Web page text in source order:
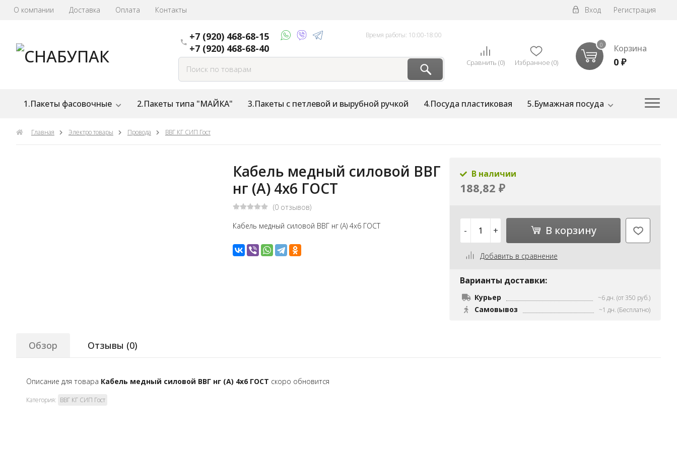
О компании Доставка Оплата Контакты Вход Регистрация
+7 (920) 468-68-15
+7 (920) 468-68-40
Время работы: 10:00-18:00
Сравнить (0) Избранное (0)
0 Корзина
0 ₽
1.Пакеты фасовочные 2.Пакеты типа "МАЙКА" 3.Пакеты с петлевой и вырубной ручкой 4.Посуда пластиковая 5.Бумажная посуда
Главная Электро товары Провода ВВГ КГ СИП Гост
Кабель медный силовой ВВГ
нг (А) 4х6 ГОСТ
(0 отзывов)
Кабель медный силовой ВВГ нг (А) 4х6 ГОСТ
В наличии
188,82 ₽
- + В корзину
Добавить в сравнение
Варианты доставки:
Курьер ~6 дн. (от 350 руб.)
Самовывоз ~1 дн. (Бесплатно)
Обзор Отзывы (0)
Описание для товара Кабель медный силовой ВВГ нг (А) 4х6 ГОСТ скоро обновится
Категория: ВВГ КГ СИП Гост